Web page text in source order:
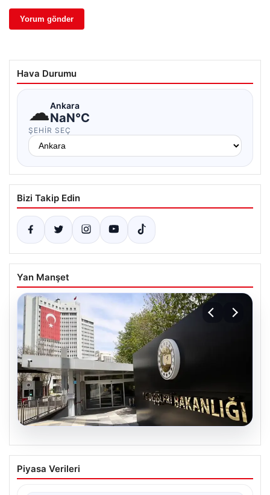
Hava Durumu
☁Ankara
NaN°C
ŞEHIR SEÇ
Bizi Takip Edin
Yan Manşet
Dışişleri Sözcüsü Keçeli’den
Yunanistan açıklaması. “Ülkemiz
Piyasa Verileri